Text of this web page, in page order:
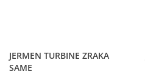
JERMEN TURBINE ZRAKA
SAME